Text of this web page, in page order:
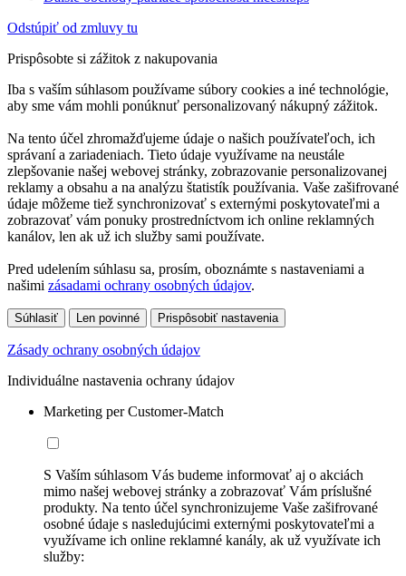
Odstúpiť od zmluvy tu
Prispôsobte si zážitok z nakupovania
Iba s vaším súhlasom používame súbory cookies a iné technológie,
aby sme vám mohli ponúknuť personalizovaný nákupný zážitok.
Na tento účel zhromažďujeme údaje o našich používateľoch, ich
správaní a zariadeniach. Tieto údaje využívame na neustále
zlepšovanie našej webovej stránky, zobrazovanie personalizovanej
reklamy a obsahu a na analýzu štatistík používania. Vaše zašifrované
údaje môžeme tiež synchronizovať s externými poskytovateľmi a
zobrazovať vám ponuky prostredníctvom ich online reklamných
kanálov, len ak už ich služby sami používate.
Pred udelením súhlasu sa, prosím, oboznámte s nastaveniami a
našimi zásadami ochrany osobných údajov.
Súhlasiť Len povinné Prispôsobiť nastavenia
Zásady ochrany osobných údajov
Individuálne nastavenia ochrany údajov
Marketing per Customer-Match
S Vaším súhlasom Vás budeme informovať aj o akciách
mimo našej webovej stránky a zobrazovať Vám príslušné
produkty. Na tento účel synchronizujeme Vaše zašifrované
osobné údaje s nasledujúcimi externými poskytovateľmi a
využívame ich online reklamné kanály, ak už využívate ich
služby: